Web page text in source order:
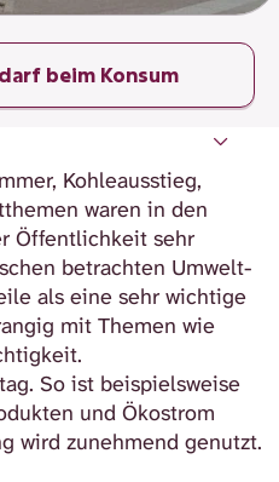
beim Konsum
Kohleausstieg,
waren in den
Öffentlichkeit sehr
betrachten Umwelt-
als eine sehr wichtige
mit Themen wie
So ist beispielsweise
und Ökostrom
wird zunehmend genutzt.